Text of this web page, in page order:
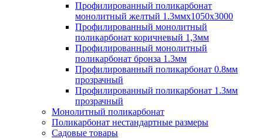
Профилированный поликарбонат
монолитный желтый 1.3ммх1050х3000
Профилированный монолитный
поликарбонат коричневый 1,3мм
Профилированный монолитный
поликарбонат бронза 1.3мм
Профилированный поликарбонат 0.8мм
прозрачный
Профилированный поликарбонат 1.3мм
прозрачный
Монолитный поликарбонат
Поликарбонат нестандартные размеры
Садовые товары